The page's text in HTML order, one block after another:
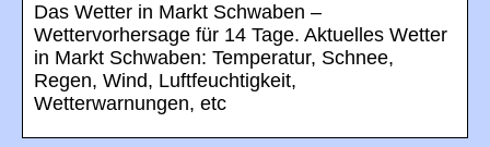
Das Wetter in Markt Schwaben –
Wettervorhersage für 14 Tage. Aktuelles Wetter
in Markt Schwaben: Temperatur, Schnee,
Regen, Wind, Luftfeuchtigkeit,
Wetterwarnungen, etc